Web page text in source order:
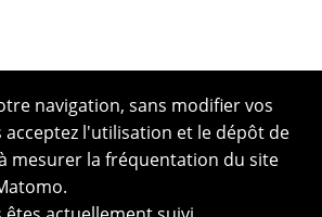
navigation, sans modifier vos
acceptez l'utilisation et le dépôt de
mesurer la fréquentation du site